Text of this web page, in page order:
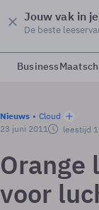
Jouw vak in
De beste
Business
Nieuws
Cloud
23 juni 2011
leestijd
Orange
voor